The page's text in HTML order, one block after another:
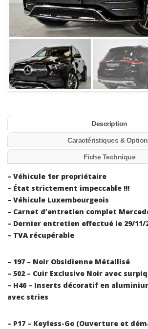
Description
Caractéristiques &
Fiche Technique
– Véhicule 1er propriétaire
– État strictement impeccable !!!
– Véhicule Luxembourgeois
– Carnet d’entretien complet
– Dernier entretien effectué le 29/11/
– TVA récupérable
– 197 – Noir Obsidienne Métallisé
– 502 – Cuir Exclusive Noir avec
– H46 – Inserts décoratif en
avec stries
– P17 – Keyless-Go (Ouverture et